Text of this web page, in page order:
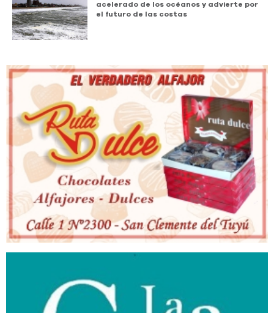
acelerado de los océanos y advierte por
el futuro de las costas